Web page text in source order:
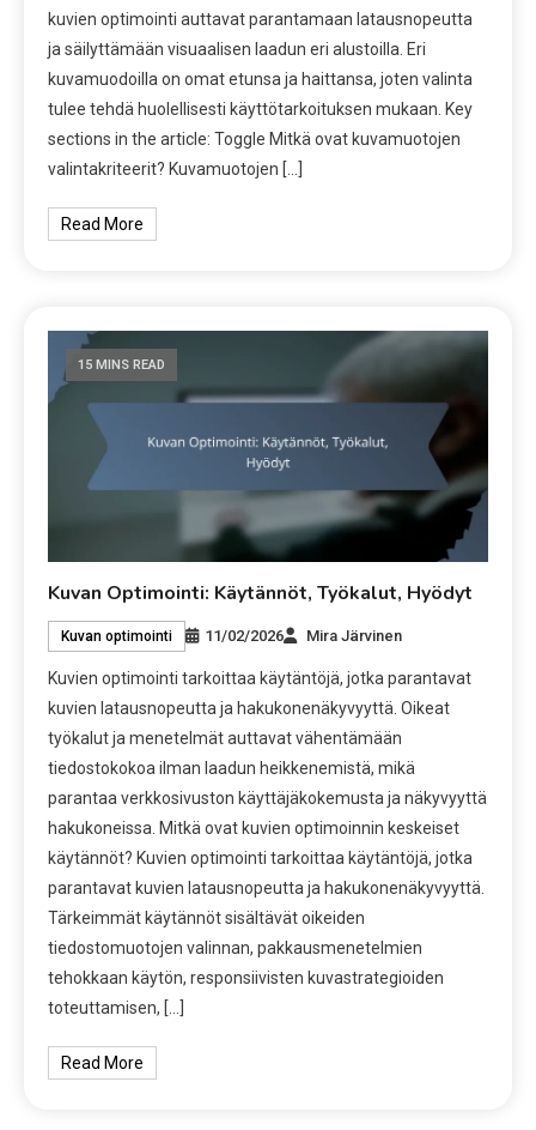
kuvien optimointi auttavat parantamaan latausnopeutta
ja säilyttämään visuaalisen laadun eri alustoilla. Eri
kuvamuodoilla on omat etunsa ja haittansa, joten valinta
tulee tehdä huolellisesti käyttötarkoituksen mukaan. Key
sections in the article: Toggle Mitkä ovat kuvamuotojen
valintakriteerit? Kuvamuotojen […]
Read More
15 MINS READ
Kuvan Optimointi: Käytännöt, Työkalut, Hyödyt
Kuvan optimointi 11/02/2026 Mira Järvinen
Kuvien optimointi tarkoittaa käytäntöjä, jotka parantavat
kuvien latausnopeutta ja hakukonenäkyvyyttä. Oikeat
työkalut ja menetelmät auttavat vähentämään
tiedostokokoa ilman laadun heikkenemistä, mikä
parantaa verkkosivuston käyttäjäkokemusta ja näkyvyyttä
hakukoneissa. Mitkä ovat kuvien optimoinnin keskeiset
käytännöt? Kuvien optimointi tarkoittaa käytäntöjä, jotka
parantavat kuvien latausnopeutta ja hakukonenäkyvyyttä.
Tärkeimmät käytännöt sisältävät oikeiden
tiedostomuotojen valinnan, pakkausmenetelmien
tehokkaan käytön, responsiivisten kuvastrategioiden
toteuttamisen, […]
Read More